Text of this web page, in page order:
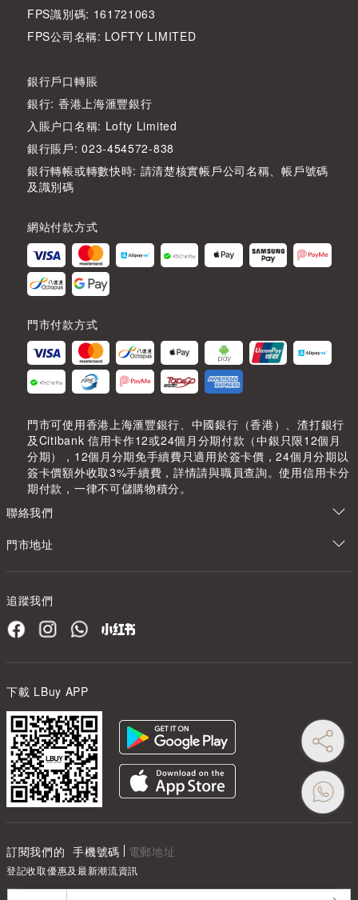
FPS識別碼: 161721063
FPS公司名稱: LOFTY LIMITED
銀行戶口轉賬
銀行: 香港上海滙豐銀行
入賬户口名稱: Lofty Limited
銀行賬戶: 023-454572-838
銀行轉帳或轉數快時: 請清楚核實帳戶公司名稱、帳戶號碼
及識別碼
網站付款方式
門市付款方式
門市可使用香港上海滙豐銀行、中國銀行（香港）、渣打銀行
及Citibank 信用卡作12或24個月分期付款（中銀只限12個月
分期），12個月分期免手續費只適用於簽卡價，24個月分期以
簽卡價額外收取3%手續費，詳情請與職員查詢。使用信用卡分
期付款，一律不可儲購物積分。
聯絡我們
門市地址
追蹤我們
下載 LBuy APP
訂閱我們的 手機號碼 電郵地址
登記收取優惠及最新潮流資訊